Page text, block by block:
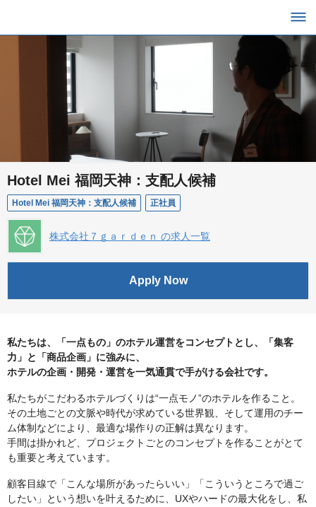
Hotel Mei 福岡天神：支配人候補
Hotel Mei 福岡天神：支配人候補 正社員
株式会社７ｇａｒｄｅｎ の求人一覧
Apply Now
私たちは、「一点もの」のホテル運営をコンセプトとし、「集客
力」と「商品企画」に強みに、
ホテルの企画・開発・運営を一気通貫で手がける会社です。
私たちがこだわるホテルづくりは“一点モノ”のホテルを作ること。
その土地ごとの文脈や時代が求めている世界観、そして運用のチー
ム体制などにより、最適な場作りの正解は異なります。
手間は掛かれど、プロジェクトごとのコンセプトを作ることがとて
も重要と考えています。
顧客目線で「こんな場所があったらいい」「こういうところで過ご
したい」という想いを叶えるために、UXやハードの最大化をし、私